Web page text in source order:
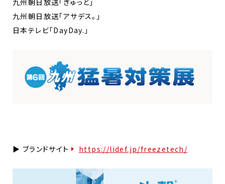
九州朝日放送「アサデス。」
日本テレビ「DayDay.」
▶ ブランドサイト https://lidef.jp/freezetech/